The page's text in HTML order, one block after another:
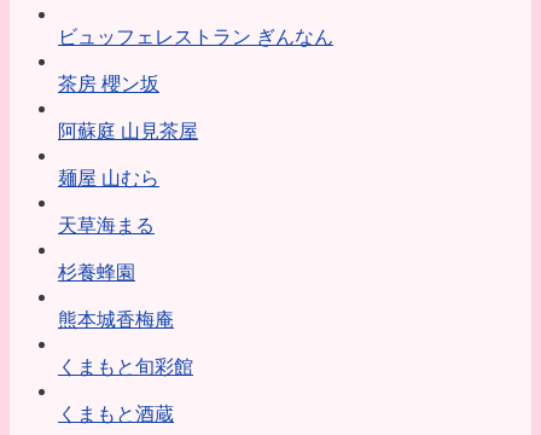
ビュッフェレストラン ぎんなん
茶房 櫻ン坂
阿蘇庭 山見茶屋
麺屋 山むら
天草海まる
杉養蜂園
熊本城香梅庵
くまもと旬彩館
くまもと酒蔵